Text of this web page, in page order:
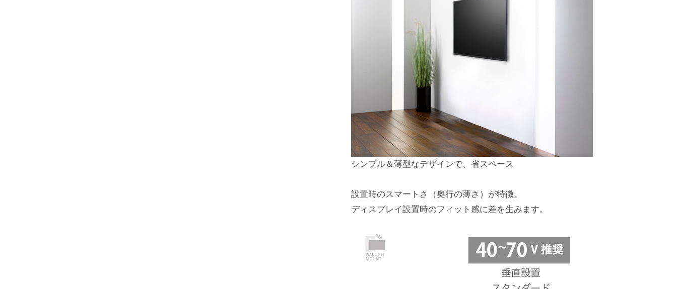
シンプル＆薄型なデザインで、省スペース
設置時のスマートさ（奥行の薄さ）が特徴。
ディスプレイ設置時のフィット感に差を生みます。